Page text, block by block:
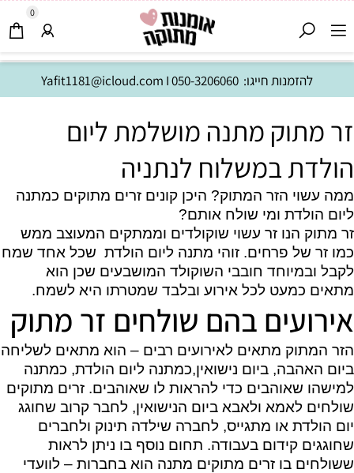
להזמנות חייגו: Yafit1181@icloud.com I050-3206060
0
זר מתוק מתנה מושלמת ליום
הולדת במשלוח לנתניה
ממה עשוי הזר המתוק? היכן קונים זרים מתוקים כמתנה
ליום הולדת ומי שולח אותם?
זר מתוק הנו זר עשוי שוקולדים וממתקים המעוצב ממש
כמו זר של פרחים. זוהי מתנה ליום הולדת שכל אחד שמח
לקבל ובמיוחד חובבי השוקולד המושבעים שכן הוא
מתאים כמעט לכל אירוע ובלבד שמטרתו היא לשמח.
אירועים בהם שולחים זר מתוק
הזר המתוק מתאים לאירועים רבים – הוא מתאים לשליחה
ביום האהבה, ביום נישואין,כמתנה ליום הולדת, כמתנה
למישהו שאוהבים כדי להראות לו שאוהבים. זרים מתוקים
שולחים לאמא ולאבא ביום הנישואין, לחבר קרוב שחוגג
יום הולדת או מתגייס, לחברה שילדה תינוק ולחברים
שחוגגים קידום בעבודה. תחום נוסף בו ניתן לראות
ששולחים בו זרים מתוקים מתנה הוא בחברות – לוועדי